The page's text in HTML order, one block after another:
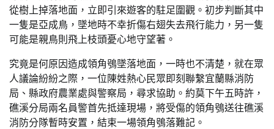
從樹上掉落地面，立即引來遊客的駐足圍觀。初步判斷其中
一隻是亞成鳥，墜地時不幸折傷右翅失去飛行能力，另一隻
可能是親鳥則飛上枝頭憂心地守望著。
究竟是何原因造成領角鴞墜落地面，一時也不清楚，就在眾
人議論紛紛之際，一位陳姓熱心民眾即刻聯繫宜蘭縣消防
局、縣政府農業處與警察局，尋求協助。約莫下午五時許，
礁溪分局兩名員警首先抵達現場，將受傷的領角鴞送往礁溪
消防分隊暫時安置，結束一場領角鴞落難記。